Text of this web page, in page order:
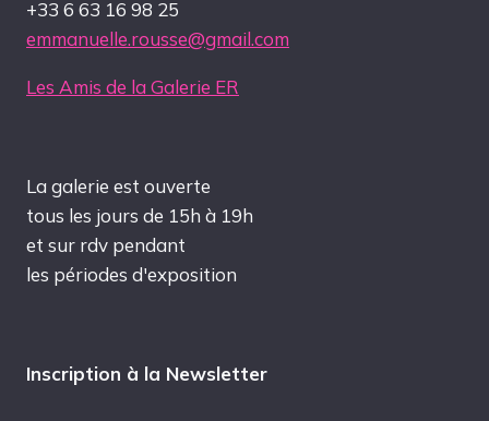
+33 6 63 16 98 25
emmanuelle.rousse@gmail.com
Les Amis de la Galerie ER
La galerie est ouverte
tous les jours de 15h à 19h
et sur rdv pendant
les périodes d'exposition
Inscription à la Newsletter